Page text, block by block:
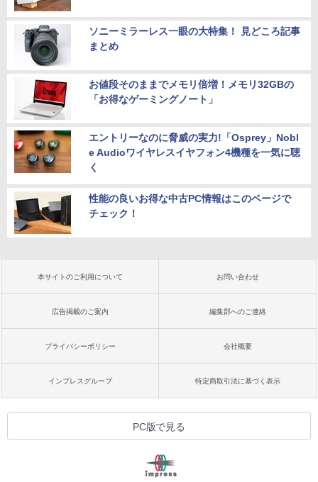
ソニーミラーレス一眼の大特集！ 見どころ記事
まとめ
お値段そのままでメモリ倍増！メモリ32GBの
「お得なゲーミングノート」
エントリーなのに脅威の実力!「Osprey」Nobl
e Audioワイヤレスイヤフォン4機種を一気に聴
く
性能の良いお得な中古PC情報はこのページで
チェック！
本サイトのご利用について お問い合わせ
広告掲載のご案内 編集部へのご連絡
プライバシーポリシー 会社概要
インプレスグループ 特定商取引法に基づく表示
PC版で見る